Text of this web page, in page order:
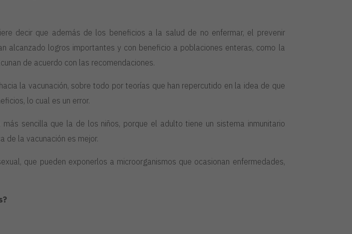
decir que además de los beneficios a la salud de no enfermar, el prevenir
logros importantes y con beneficio a poblaciones enteras, como la
de acuerdo con las recomendaciones.
la vacunación, sobre todo por teorías que han repercutido en la idea de que
lo cual es un error.
sencilla que la de los niños, porque el adulto tiene un sistema inmunitario
de la vacunación es mejor.
que pueden exponerlos a microorganismos que ocasionan enfermedades,